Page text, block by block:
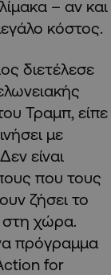
– αν και
κόστος.
διετέλεσε
Τραμπ, είπε
με
είναι
που τους
ζήσει το
στη χώρα.
πρόγραμμα
for